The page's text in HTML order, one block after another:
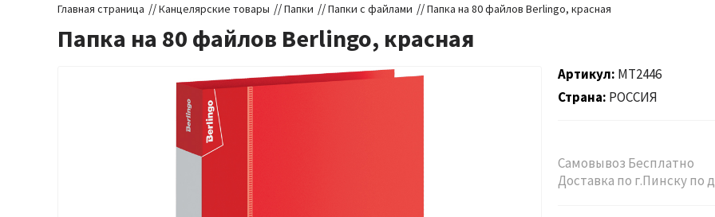
Главная страница //Канцелярские товары //Папки //Папки с файлами //Папка на 80 файлов Berlingo, красная
Папка на 80 файлов Berlingo, красная
Артикул MT2446
Страна РОССИЯ
Самовывоз Бесплатно
Доставка по г.Пинску по